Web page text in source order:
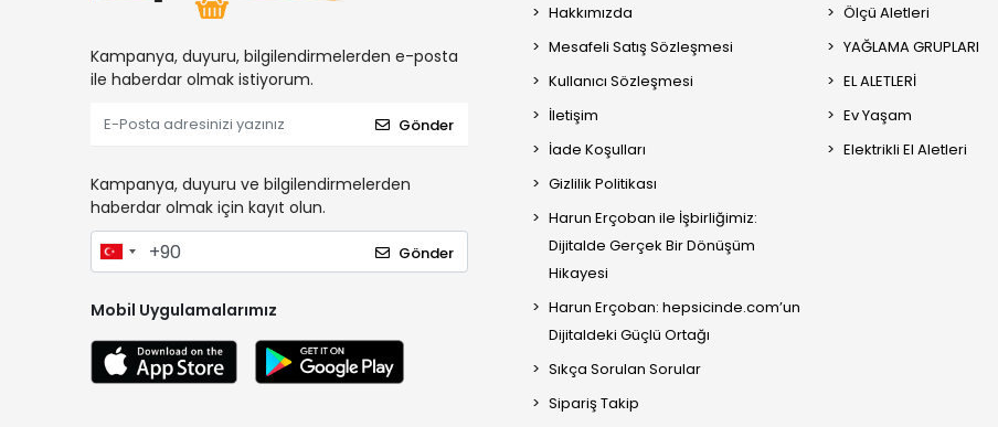
Kampanya, duyuru, bilgilendirmelerden e-posta
ile haberdar olmak istiyorum.
Gönder
Kampanya, duyuru ve bilgilendirmelerden
haberdar olmak için kayıt olun.
Gönder
Mobil Uygulamalarımız
Hakkımızda
Mesafeli Satış Sözleşmesi
Kullanıcı Sözleşmesi
İletişim
İade Koşulları
Gizlilik Politikası
Harun Erçoban ile İşbirliğimiz:
Dijitalde Gerçek Bir Dönüşüm
Hikayesi
Harun Erçoban: hepsicinde.com’un
Dijitaldeki Güçlü Ortağı
Sıkça Sorulan Sorular
Sipariş Takip
Ölçü Aletleri
YAĞLAMA GRUPLARI
EL ALETLERİ
Ev Yaşam
Elektrikli El Aletleri